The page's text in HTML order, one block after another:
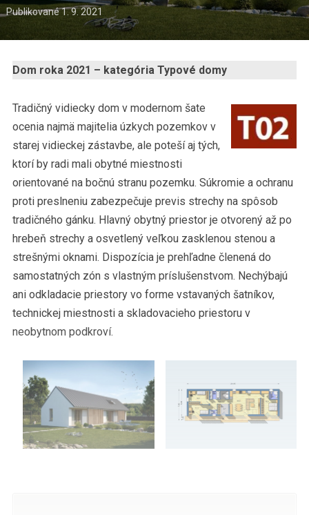
Publikované1. 9. 2021
Dom roka 2021 – kategória Typové domy
Tradičný vidiecky dom v modernom šate
ocenia najmä majitelia úzkych pozemkov v
starej vidieckej zástavbe, ale poteší aj tých,
ktorí by radi mali obytné miestnosti
orientované na bočnú stranu pozemku. Súkromie a ochranu
proti preslneniu zabezpečuje previs strechy na spôsob
tradičného gánku. Hlavný obytný priestor je otvorený až po
hrebeň strechy a osvetlený veľkou zasklenou stenou a
strešnými oknami. Dispozícia je prehľadne členená do
samostatných zón s vlastným príslušenstvom. Nechýbajú
ani odkladacie priestory vo forme vstavaných šatníkov,
technickej miestnosti a skladovacieho priestoru v
neobytnom podkroví.